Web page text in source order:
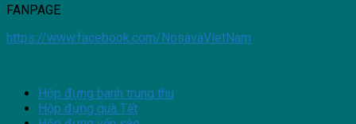
FANPAGE
https://www.facebook.com/NosavaVietNam
Hộp đựng bánh trung thu
Hộp đựng quà Tết